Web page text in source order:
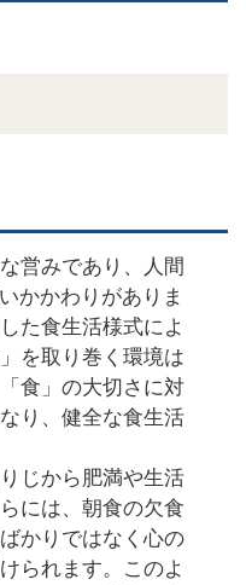
営みであり、人間
かかわりがありま
た食生活様式によ
を取り巻く環境は
食」の大切さに対
り、健全な食生活
じから肥満や生活
には、朝食の欠食
かりではなく心の
られます。このよ